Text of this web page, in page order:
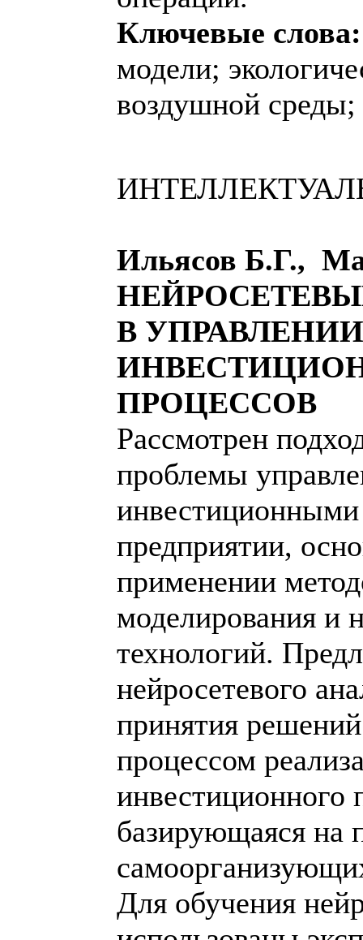
Ключевые слова:
модели;
воздушной среды;
Ильясов Б.Г.,
В
ПРОЦЕССОВ
Рассмотрен
проблемы
предприятии,
применении
моделирования и
технологий.
нейросетевого
принятия
процессом
инвестиционного
базирующаяся на
Для обучения